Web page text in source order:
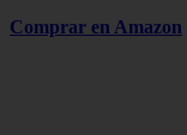
Comprar en Amazon